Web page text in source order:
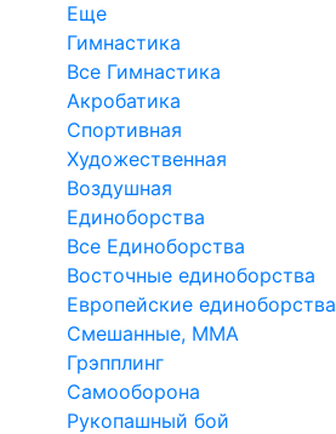
Еще
Гимнастика
Все Гимнастика
Акробатика
Спортивная
Художественная
Воздушная
Единоборства
Все Единоборства
Восточные единоборства
Европейские единоборства
Смешанные, ММА
Грэпплинг
Самооборона
Рукопашный бой